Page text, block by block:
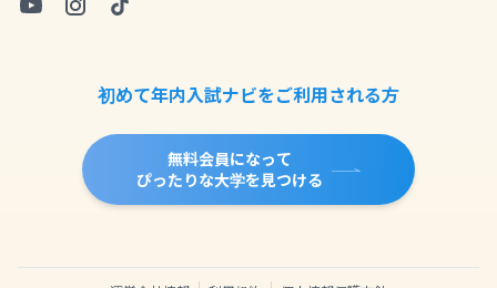
初めて年内入試ナビをご利用される方
無料会員になって
ぴったりな大学を見つける